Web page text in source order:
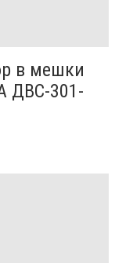
в мешки
ДВС-301-